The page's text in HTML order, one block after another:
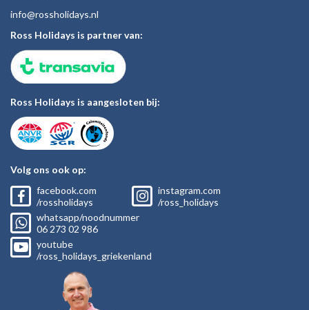
info@rossholidays.nl
Ross Holidays is partner van:
Ross Holidays is aangesloten bij:
Volg ons ook op:
facebook.com
/rossholidays
instagram.com
/ross_holidays
whatsapp/noodnummer
06 273 02 986
youtube
/ross_holidays_griekenland